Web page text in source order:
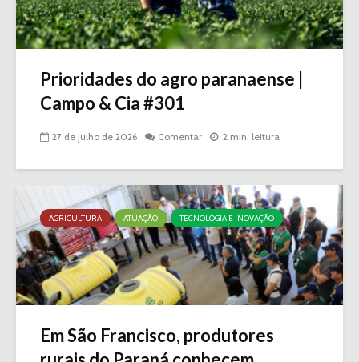
Prioridades do agro paranaense |
Campo & Cia #301
27 de julho de 2026 Comentar 2 min. leitura
AGRICULTURA ATUAÇÃO TECNOLOGIA E INOVAÇÃO
Em São Francisco, produtores